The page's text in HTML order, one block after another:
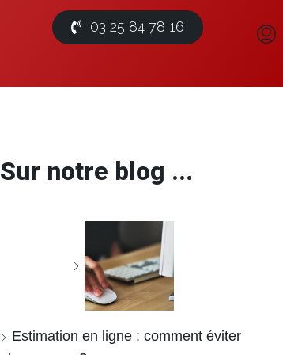
03 25 84 78 16
Sur notre blog ...
Estimation en ligne : comment éviter